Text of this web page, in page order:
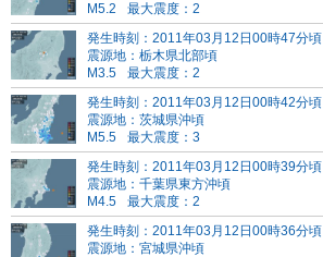
M5.2
最大震度：2
発生時刻：2011年03月12日00時47分頃
震源地：栃木県北部頃
M3.5
最大震度：2
発生時刻：2011年03月12日00時42分頃
震源地：茨城県沖頃
M5.5
最大震度：3
発生時刻：2011年03月12日00時39分頃
震源地：千葉県東方沖頃
M4.5
最大震度：2
発生時刻：2011年03月12日00時36分頃
震源地：宮城県沖頃